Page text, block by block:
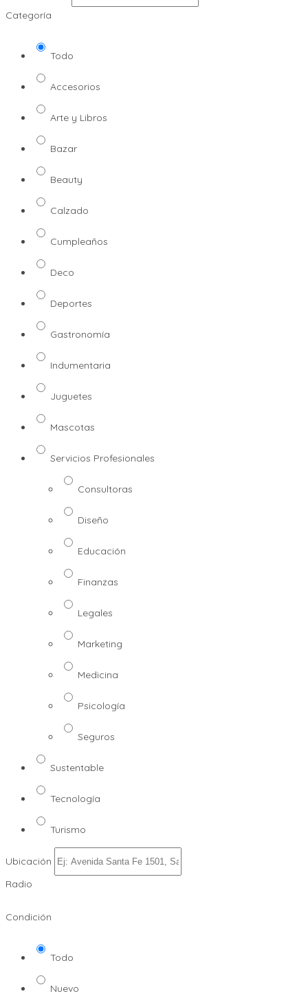
Categoría
Todo
Accesorios
Arte y Libros
Bazar
Beauty
Calzado
Cumpleaños
Deco
Deportes
Gastronomía
Indumentaria
Juguetes
Mascotas
Servicios Profesionales
Consultoras
Diseño
Educación
Finanzas
Legales
Marketing
Medicina
Psicología
Seguros
Sustentable
Tecnología
Turismo
Ubicación
Radio
Condición
Todo
Nuevo